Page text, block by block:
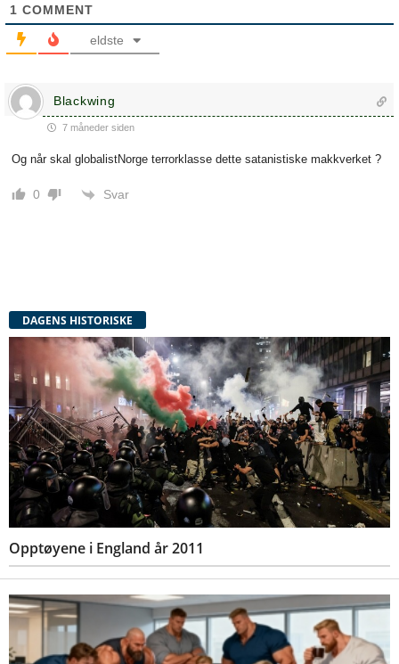
1 COMMENT
eldste
Blackwing
7 måneder siden
Og når skal globalistNorge terrorklasse dette satanistiske makkverket ?
0 Svar
DAGENS HISTORISKE
Opptøyene i England år 2011